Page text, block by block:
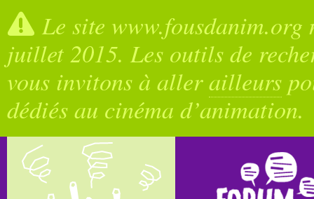
Le site
juillet 2015. Les outils de
vous invitons à allerailleurs
dédiés au cinéma d’animation.